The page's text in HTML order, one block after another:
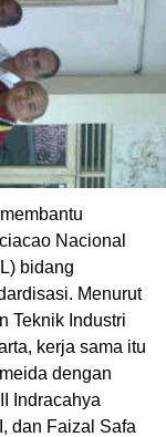
Nacional
bidang
Menurut
Teknik Industri
kerja sama itu
dengan
Indracahya
dan Faizal Safa